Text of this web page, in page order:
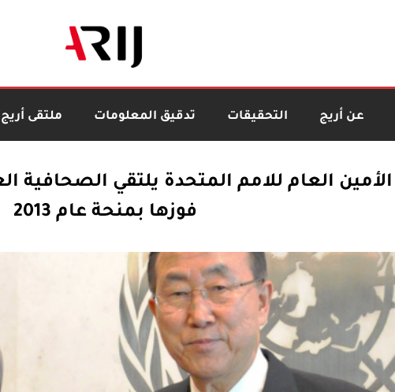
عن أريج التحقيقات تدقيق المعلومات ملتقى أريج
الأمين العام للامم المتحدة يلتقي الصحافية
فوزها بمنحة عام 2013